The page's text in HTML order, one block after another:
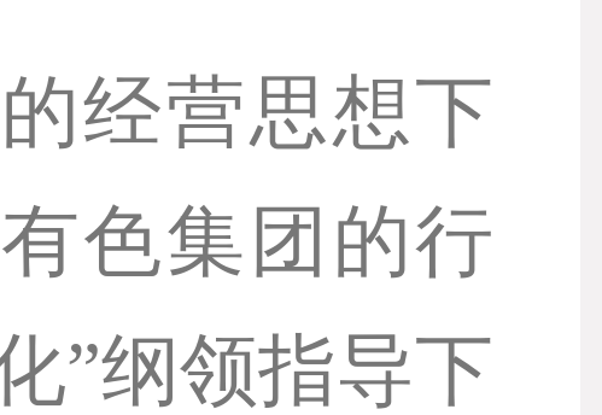
经营思想下
色集团的行
”纲领指导下